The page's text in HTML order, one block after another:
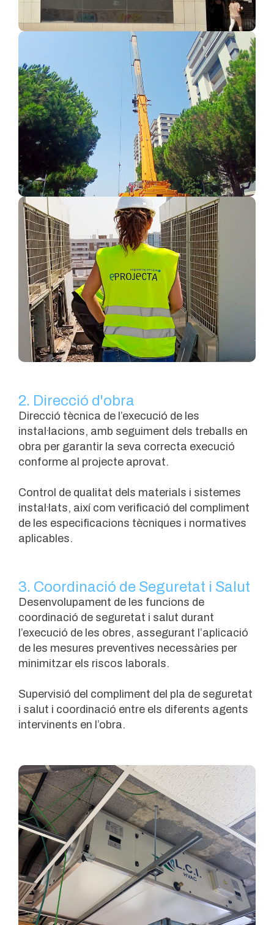
2. Direcció d'obra
Direcció tècnica de l’execució de les
instal·lacions, amb seguiment dels treballs en
obra per garantir la seva correcta execució
conforme al projecte aprovat.
Control de qualitat dels materials i sistemes
instal·lats, així com verificació del compliment
de les especificacions tècniques i normatives
aplicables.
3. Coordinació de Seguretat i Salut
Desenvolupament de les funcions de
coordinació de seguretat i salut durant
l’execució de les obres, assegurant l’aplicació
de les mesures preventives necessàries per
minimitzar els riscos laborals.
Supervisió del compliment del pla de seguretat
i salut i coordinació entre els diferents agents
intervinents en l’obra.